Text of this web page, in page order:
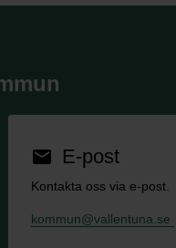
email E-post
Kontakta oss via e-post.
kommun@vallentuna.se